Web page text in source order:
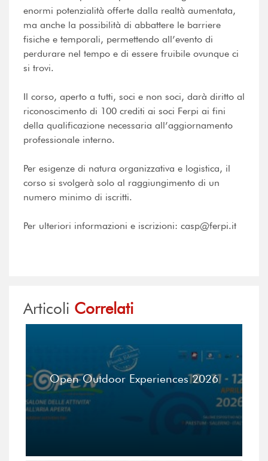
enormi potenzialità offerte dalla realtà aumentata,
ma anche la possibilità di abbattere le barriere
fisiche e temporali, permettendo all’evento di
perdurare nel tempo e di essere fruibile ovunque ci
si trovi.
Il corso, aperto a tutti, soci e non soci, darà diritto al
riconoscimento di 100 crediti ai soci Ferpi ai fini
della qualificazione necessaria all’aggiornamento
professionale interno.
Per esigenze di natura organizzativa e logistica, il
corso si svolgerà solo al raggiungimento di un
numero minimo di iscritti.
Per ulteriori informazioni e iscrizioni: casp@ferpi.it
Articoli Correlati
Open Outdoor Experiences 2026